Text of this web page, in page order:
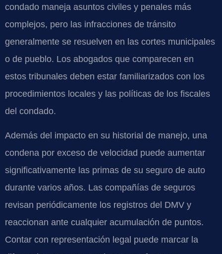
condado maneja asuntos civiles y penales más
complejos, pero las infracciones de tránsito
generalmente se resuelven en las cortes municipales
o de pueblo. Los abogados que comparecen en
estos tribunales deben estar familiarizados con los
procedimientos locales y las políticas de los fiscales
del condado.
Además del impacto en su historial de manejo, una
condena por exceso de velocidad puede aumentar
significativamente las primas de su seguro de auto
durante varios años. Las compañías de seguros
revisan periódicamente los registros del DMV y
reaccionan ante cualquier acumulación de puntos.
Contar con representación legal puede marcar la